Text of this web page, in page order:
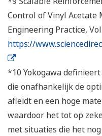
Control of Vinyl Acetate
Engineering Practice,
https://
*10 Yokogawa
die onafhankelijk de
afleidt en een hoge
waardoor het tot op
met situaties die het